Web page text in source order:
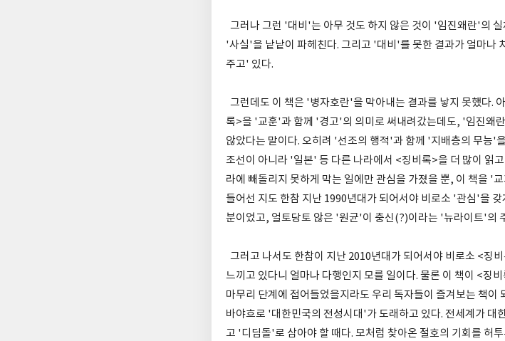
그러나 그런 '대비'는 아무 것도 하지 않은 것이 '임진왜란'의
'사실'을 낱낱이 파헤친다. 그리고 '대비'를 못한 결과가 얼마나
주고' 있다.
그런데도 이 책은 '병자호란'을 막아내는 결과를 낳지 못했다.
록>을 '교훈'과 함께 '경고'의 의미로 써내려갔는데도, '임진왜
않았다는 말이다. 오히려 '선조의 행적'과 함께 '지배층의 무능'
조선이 아니라 '일본' 등 다른 나라에서 <징비록>을 더 많이 읽
라에 빼돌리지 못하게 막는 일에만 관심을 가졌을 뿐, 이 책을 '
들어선 지도 한참 지난 1990년대가 되어서야 비로소 '관심'을
분이었고, 얼토당토 않은 '원균'이 충신(?)이라는 '뉴라이트'의
그러고 나서도 한참이 지난 2010년대가 되어서야 비로소 <징
느끼고 있다니 얼마나 다행인지 모를 일이다. 물론 이 책이 <징
마무리 단계에 접어들었을지라도 우리 독자들이 즐겨보는 책
바야흐로 '대한민국의 전성시대'가 도래하고 있다. 전세계가 대
고 '디딤돌'로 삼아야 할 때다. 모처럼 찾아온 절호의 기회를 허